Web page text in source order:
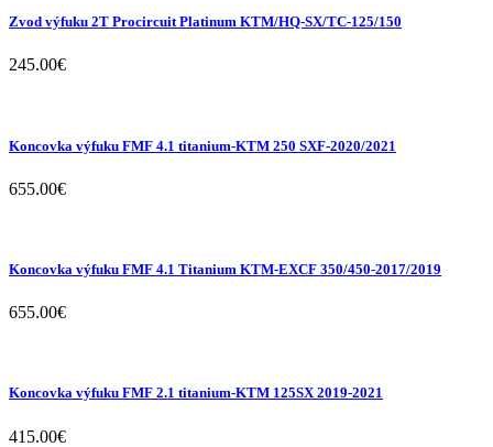
Zvod výfuku 2T Procircuit Platinum KTM/HQ-SX/TC-125/150
245.00€
Koncovka výfuku FMF 4.1 titanium-KTM 250 SXF-2020/2021
655.00€
Koncovka výfuku FMF 4.1 Titanium KTM-EXCF 350/450-2017/2019
655.00€
Koncovka výfuku FMF 2.1 titanium-KTM 125SX 2019-2021
415.00€